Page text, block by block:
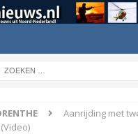
Aanrijding met